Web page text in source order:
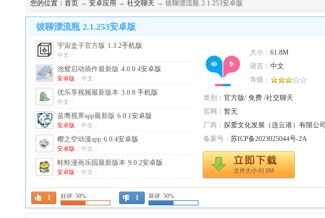
您的位置： 首页 → 安卓应用 → 社交聊天 → 彼聊漂流瓶 2.1.253安卓版
彼聊漂流瓶 2.1.253安卓版
大小： 61.8M
语言： 中文
等级：
类别： 官方版/ 免费 /社交聊天
官网： 暂无
厂商： 探爱文化发展（连云港）有限公司
备案号： 苏ICP备2023025044号-2A
文件大小:61.8M
1 好评: 50% 1 坏评: 50%
宇宙盒子官方版 1.3.2手机版
中文 /
池鸳启动插件最新版 4.0.0.4安卓版
安卓版 / 中文 /
优乐享视频最新版本 3.0.8 手机版
中文 /
蓝鹰视界app最新版 6.0.1安卓版
安卓版 / 中文 /
樱之空动漫app 6.0.4安卓版
安卓版 / 中文 /
蛙蛙漫画乐园最新版本 9.0.2安卓版
安卓版 / 中文 /
onedrive安卓版 7.54.1最新版
中文 /
微软网盘onedrive安卓版 7.54.1最新版